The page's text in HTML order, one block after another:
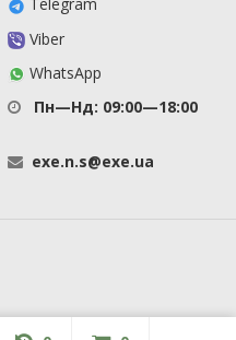
Viber
WhatsApp
Пн—Нд: 09:00—18:00
exe.n.s@exe.ua